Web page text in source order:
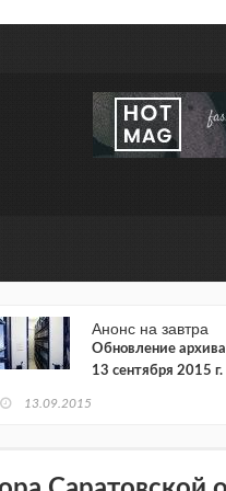
Анонс на завтра
Обновление архива
13 сентября 2015 г.
13.09.2015